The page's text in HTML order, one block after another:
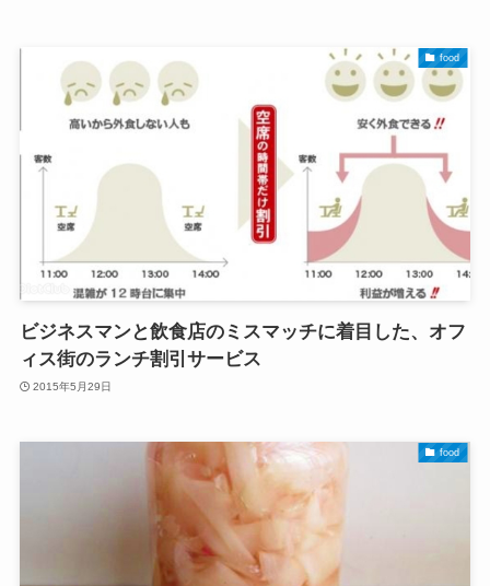
food
ビジネスマンと飲食店のミスマッチに着目した、オフ
ィス街のランチ割引サービス
2015年5月29日
food